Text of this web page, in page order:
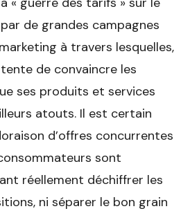
de grandes campagnes
à travers lesquelles,
de convaincre les
ses produits et services
atouts. Il est certain
d’offres concurrentes
sont
réellement déchiffrer les
ni séparer le bon grain